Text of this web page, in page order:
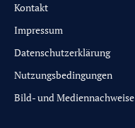
Kontakt
Impressum
Datenschutzerklärung
Nutzungsbedingungen
Bild- und Mediennachweise